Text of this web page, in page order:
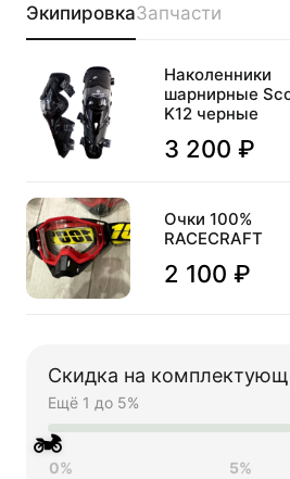
ЭкипировкаЗапчасти
Наколенники
шарнирные
K12 черные
3 200 ₽
Очки 100%
RACECRAFT
2 100 ₽
№11 Orange (L)
мотокросс
2 100 ₽
Скидка на
Ещё 1 до 5%
🏍
0% 5%